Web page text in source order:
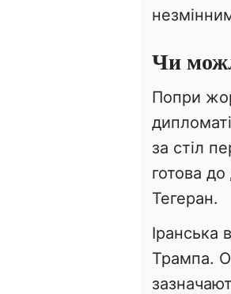
Чи
Попри
за стіл
готова
Тегеран.
Іранська
Трампа.